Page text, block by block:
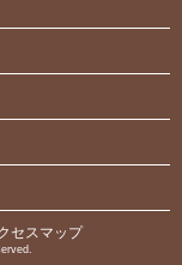
セスマップ